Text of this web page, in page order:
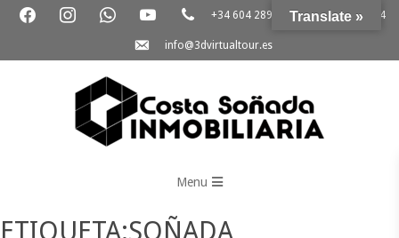
+34 604 289 264 +34 865 796 054
info@3dvirtualtour.es
Tour
Menu
ETIQUETA:SOÑADA
Translate »